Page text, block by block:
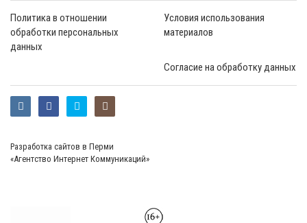
Политика в отношении
обработки персональных
данных
Условия использования
материалов
Согласие на обработку данных
Разработка сайтов в Перми
«Агентство Интернет Коммуникаций»